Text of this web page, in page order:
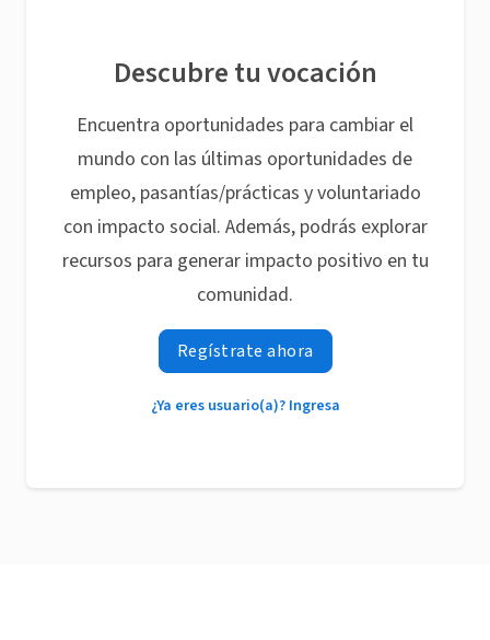
Descubre tu vocación
Encuentra oportunidades para cambiar el
mundo con las últimas oportunidades de
empleo, pasantías/prácticas y voluntariado
con impacto social. Además, podrás explorar
recursos para generar impacto positivo en tu
comunidad.
Regístrate ahora
¿Ya eres usuario(a)? Ingresa